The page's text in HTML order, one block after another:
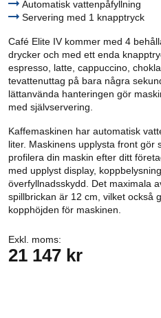
Automatisk vattenpåfyllning
Servering med 1 knapptryck
Café Elite IV kommer med 4
drycker och med ett enda
espresso, latte, cappuccino,
tevattenuttag på bara några
lättanvända hanteringen gör
med självservering.
Kaffemaskinen har automatisk
liter. Maskinens upplysta front gör
profilera din maskin efter ditt
med upplyst display,
överfyllnadsskydd. Det maximala
spillbrickan är 12 cm, vilket också
kopphöjden för maskinen.
Exkl. moms:
21 147 kr